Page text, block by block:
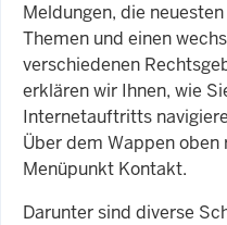
Meldungen, die
Themen und einen
verschiedenen
erklären wir Ihnen, wie
Internetauftritts
Über dem Wappen
Menüpunkt Kontakt.
Darunter sind diverse